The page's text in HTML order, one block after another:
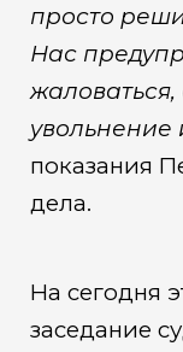
просто
Нас
жаловаться,
увольнение
показания
дела.
На сегодня
заседание